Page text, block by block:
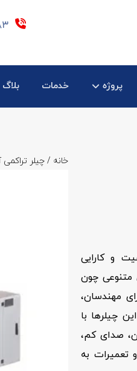
پروژه خدمات بلاگ
و کارایی
متنوعی چون
مهندسان،
چیلرها با
صدای کم،
به
خانه / چیلر